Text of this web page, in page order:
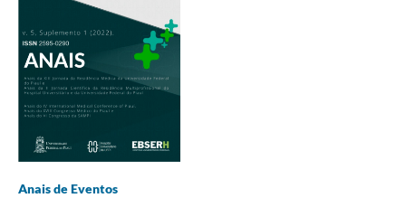
Anais de Eventos